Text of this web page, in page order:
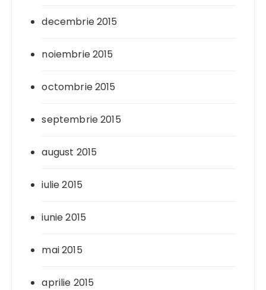
decembrie 2015
noiembrie 2015
octombrie 2015
septembrie 2015
august 2015
iulie 2015
iunie 2015
mai 2015
aprilie 2015